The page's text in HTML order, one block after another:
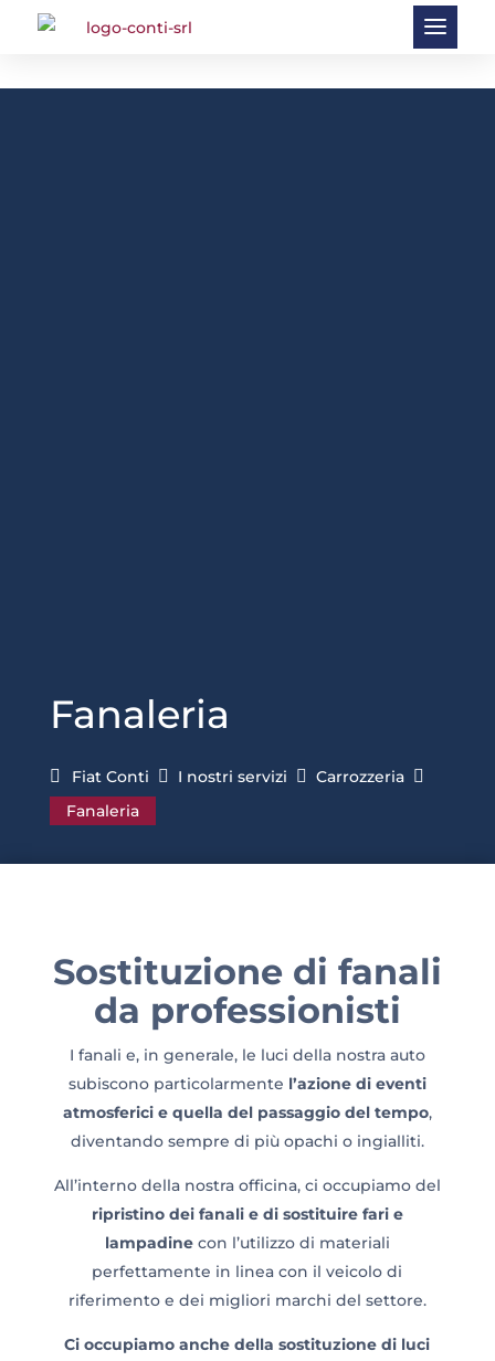
Fanaleria
Fiat Conti  I nostri servizi  Carrozzeria 
Fanaleria
Sostituzione di fanali
da professionisti
I fanali e, in generale, le luci della nostra auto
subiscono particolarmente l’azione di eventi
atmosferici e quella del passaggio del tempo,
diventando sempre di più opachi o ingialliti.
All’interno della nostra officina, ci occupiamo del
ripristino dei fanali e di sostituire fari e
lampadine con l’utilizzo di materiali
perfettamente in linea con il veicolo di
riferimento e dei migliori marchi del settore.
Ci occupiamo anche della sostituzione di luci